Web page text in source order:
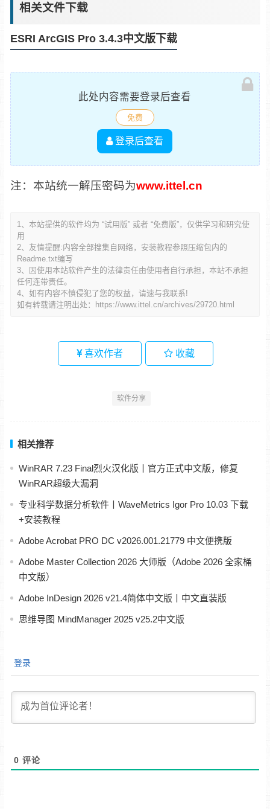
相关文件下载
ESRI ArcGIS Pro 3.4.3中文版下载
此处内容需要登录后查看
免费
登录后查看
注：本站统一解压密码为www.ittel.cn
1、本站提供的软件均为 “试用版” 或者 “免费版”，仅供学习和研究使
用
2、友情提醒:内容全部搜集自网络，安装教程参照压缩包内的
Readme.txt编写
3、因使用本站软件产生的法律责任由使用者自行承担，本站不承担
任何连带责任。
4、如有内容不慎侵犯了您的权益，请速与我联系!
如有转载请注明出处： https://www.ittel.cn/archives/29720.html
喜欢作者 收藏
软件分享
相关推荐
WinRAR 7.23 Final烈火汉化版丨官方正式中文版，修复
WinRAR超级大漏洞
专业科学数据分析软件丨WaveMetrics Igor Pro 10.03 下载
+安装教程
Adobe Acrobat PRO DC v2026.001.21779 中文便携版
Adobe Master Collection 2026 大师版（Adobe 2026 全家桶
中文版）
Adobe InDesign 2026 v21.4简体中文版丨中文直装版
思维导图 MindManager 2025 v25.2中文版
登录
0 评论